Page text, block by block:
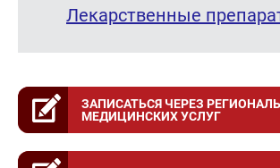
Лекарственные
ЗАПИСАТЬСЯ ЧЕРЕЗ
МЕДИЦИНСКИХ УСЛУГ